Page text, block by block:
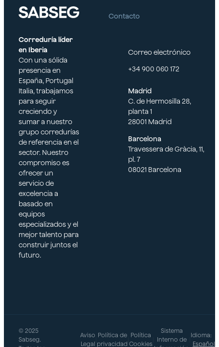
as y
autóno
mos
Correduría líder
en Iberia
Con una sólida
presencia en
España, Portugal
Italia, trabajamos
para seguir
creciendo y
sumar a nuestro
grupo corredurías
de referencia en el
sector. Nuestro
compromiso es
ofrecer un
servicio de
excelencia a
basado en
equipos
especializados y el
mejor talento para
construir juntos el
futuro.
Contacto
Correo electrónico
+34 900 060 172
Madrid
C. de Hermosilla 28,
planta 1
28001 Madrid
Barcelona
Travessera de Gràcia, 11,
pl. 7
08021 Barcelona
© 2025
Sabseg.
Aviso
Legal
Política de
privacidad
Política
Cookies
Sistema
Interno de
Idioma:
Español